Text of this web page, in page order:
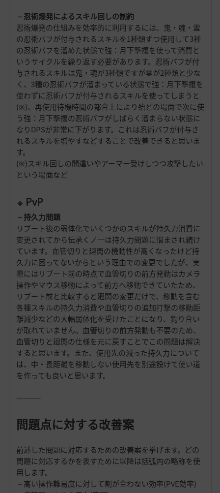
－忍術爆発によるスキル回しの制約
忍術爆発の仕組みを効率的に利用するには、鬼・魂・霊
の忍術バフが付与されるスキルを1種類ずつ使用して3種
の忍術バフを溜めた状態で強：月下撃攘を使って消費と
いうサイクルを繰り返す必要があります。忍術バフが付
与されるスキルは鬼・魂が3種類ですが霊が2種類と少な
く、3種の忍術バフが溜まっている状態で強：月下撃攘を
使わずに忍術バフが付与されるスキルを使ってしまうと
(※)、再使用待機時間の都合上により殆どの場面で次に使
う強：月下撃攘の忍術バフがしばらく溜まらない状態に
なりDPSが非常に下がります。これは忍術バフが付与さ
れるスキルを増やすなどすることで改善できると思いま
す。
(※)スキル回しの間違いやアーマー受けしつつ攻撃したい
という場面など
PvP
－持久力問題
リブート後の弱体化でいくつかのスキルが持久力消費に
変更されてから伝承くノ一は持久力問題に悩まされ続け
ています。血管切りと廻閃の機動性が高くなったけど持
久力に困ってないからという理由での変更でしたが、実
際にはリブート前の時点で血管切りの前方発動はカメラ
操作やマウス移動によって前方へ移動できていたため、
リブート前と比較すると廻閃の変更だけで、移動を含む
各種スキルの持久力消費や血管切りの追加打撃の移動距
離減少などの大幅弱体化を受けたことになり、釣り合い
が取れていません。血管切りの前方発動も不要のため、
血管切りと廻閃の仕様を元に戻すことでこの問題は解決
すると思います。また、使用先の減った持久力について
は、中・長距離を移動しない使用先を別途設けて使い道
を作っても良いと思います。
----------
問題点に対する改善案
前述した問題に対応するための改善案を挙げます。どの
問題に対応するかを表すために以降は括弧内の略称を使
用します。
－高い操作難易度に対して割が合わない効率(PvE効率)